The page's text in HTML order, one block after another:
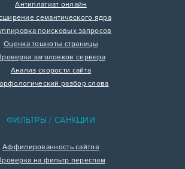
Антиплагиат онлайн
семантического ядра
поисковых запросов
Оценка тошноты страницы
заголовков сервера
Анализ скорости сайта
разбор слова
ФИЛЬТРЫ / САНКЦИИ
Аффилированность сайтов
на фильтр переспам